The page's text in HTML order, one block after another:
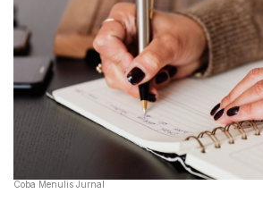
Coba Menulis Jurnal